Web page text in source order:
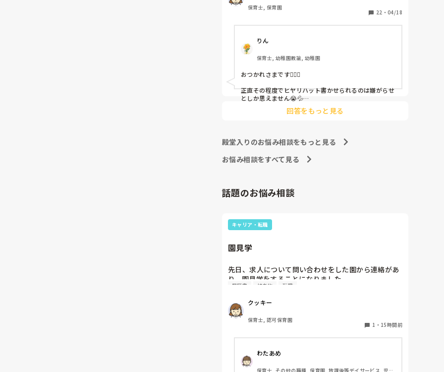
しかも、上司に↑この内容でも
「どうしたらなくせるか」
呼ばれて一緒に対策を考えさせられること多数
これだけで30〜40分拘束されて辛いです
皆さんの園はどうですか?
保育士, 保育園
22 ・ 04/18
りん
保育士, 幼稚園教諭, 幼稚園
おつかれさまです🙇🏻‍♀️
正直その程度でヒヤリハット書かせられるのは嫌がらせ
としか思えません😭💦
他の先生方も同様のことをされているのでしょうか？
回答をもっと見る
殿堂入りのお悩み相談をもっと見る
お悩み相談をすべて見る
話題のお悩み相談
キャリア・転職
園見学
先日、求人について問い合わせをした園から連絡があ
り、園見学をすることになりました。
私としては求人に応募したという認識ですが、『園見
物について質問しましたが、見学なので特にありませ
んとのこと
このような場合は本当に見学だけで終了なのでしょう
それとも、やはり履歴書や職務経歴書を持参した方が
良いのでしょうか？
履歴書 持ち物 転職
クッキー
保育士, 認可保育園
1 ・ 15時間前
わたあめ
保育士, その他の職種, 保育園, 放課後等デイサービス, 児童